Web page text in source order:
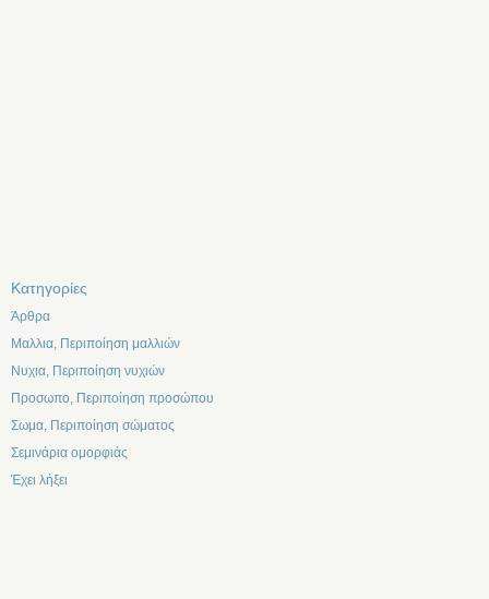
Kατηγορίες
Άρθρα
Μαλλια, Περιποίηση μαλλιών
Νυχια, Περιποίηση νυχιών
Προσωπο, Περιποίηση προσώπου
Σωμα, Περιποίηση σώματος
Σεμινάρια ομορφιάς
Έχει λήξει